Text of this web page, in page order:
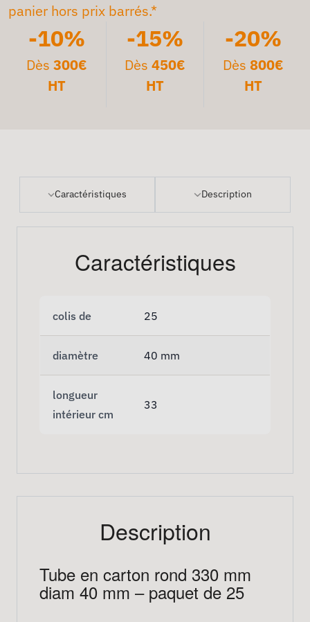
panier hors prix barrés.*
-10%
Dès300€
HT
-15%
Dès 450€
HT
-20%
Dès 800€
HT
Caractéristiques Description
Caractéristiques
colis de 25
diamètre 40 mm
longueur
intérieur cm
33
Description
Tube en carton rond 330 mm
diam 40 mm – paquet de 25